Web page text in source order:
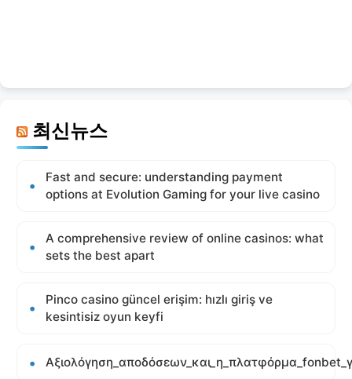
최신뉴스
Fast and secure: understanding payment
options at Evolution Gaming for your live casino
A comprehensive review of online casinos: what
sets the best apart
Pinco casino güncel erişim: hızlı giriş ve
kesintisiz oyun keyfi